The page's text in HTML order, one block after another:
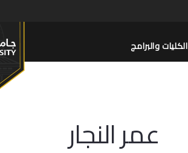
الكليات والبرامج
عمر النجار